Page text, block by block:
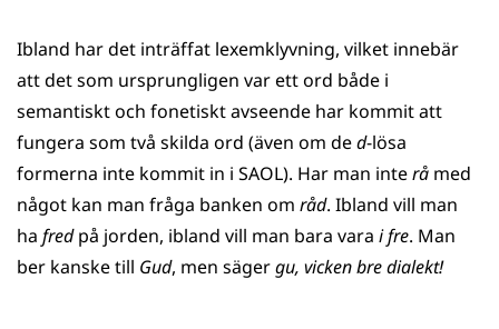
Ibland har det inträffat lexemklyvning, vilket innebär
att det som ursprungligen var ett ord både i
semantiskt och fonetiskt avseende har kommit att
fungera som två skilda ord (även om ded-lösa
formerna inte kommit in i SAOL). Har man interå med
något kan man fråga banken om råd. Ibland vill man
ha fredpå jorden, ibland vill man bara vara i fre. Man
ber kanske till Gud, men sägergu, vicken bre dialekt!